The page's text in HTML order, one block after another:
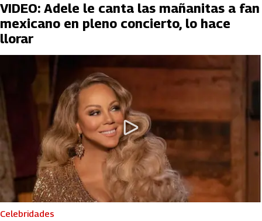
VIDEO: Adele le canta las mañanitas a fan
mexicano en pleno concierto, lo hace
llorar
Celebridades